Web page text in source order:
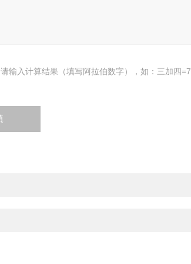
请输入计算结果（填写阿拉伯数字），如：三加四=7